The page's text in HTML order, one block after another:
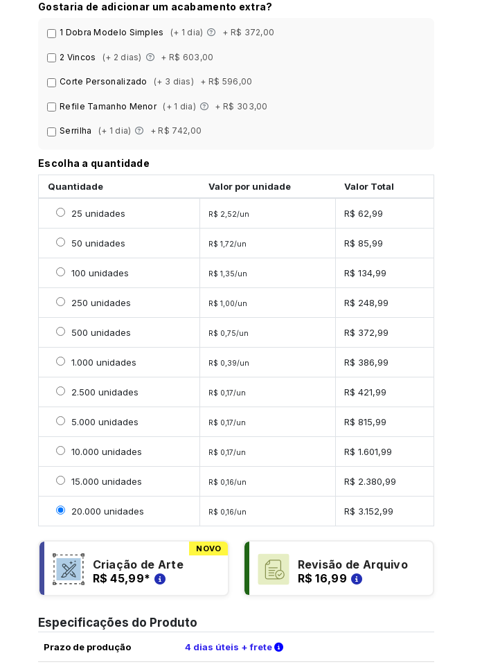
Gostaria de adicionar um acabamento extra?
1 Dobra Modelo Simples (+ 1 dia) + R$ 372,00
2 Vincos (+ 2 dias) + R$ 603,00
Corte Personalizado (+ 3 dias) + R$ 596,00
Refile Tamanho Menor (+ 1 dia) + R$ 303,00
Serrilha (+ 1 dia) + R$ 742,00
Escolha a quantidade
Quantidade Valor por unidade Valor Total
Selecionar 25 unidades
25 unidades R$ 2,52/un R$ 62,99
Selecionar 50 unidades
50 unidades R$ 1,72/un R$ 85,99
Selecionar 100 unidades
100 unidades R$ 1,35/un R$ 134,99
Selecionar 250 unidades
250 unidades R$ 1,00/un R$ 248,99
Selecionar 500 unidades
500 unidades R$ 0,75/un R$ 372,99
Selecionar 1000 unidades
1.000 unidades R$ 0,39/un R$ 386,99
Selecionar 2500 unidades
2.500 unidades R$ 0,17/un R$ 421,99
Selecionar 5000 unidades
5.000 unidades R$ 0,17/un R$ 815,99
Selecionar 10000 unidades
10.000 unidades R$ 0,17/un R$ 1.601,99
Selecionar 15000 unidades
15.000 unidades R$ 0,16/un R$ 2.380,99
Selecionar 20000 unidades
20.000 unidades R$ 0,16/un R$ 3.152,99
NOVO
Criação de Arte
R$ 45,99*
Revisão de Arquivo
R$ 16,99
Especificações do Produto
Prazo de produção 4 dias úteis + frete Verifique as condições de entrega